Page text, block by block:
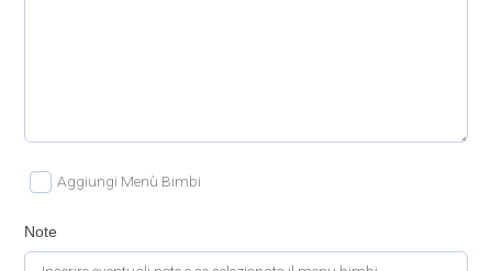
Aggiungi Menù Bimbi
Note